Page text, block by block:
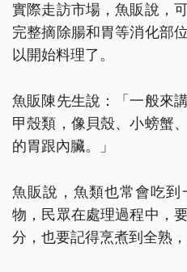
實際走訪市場，魚販說，
完整摘除腸和胃等消化部
以開始料理了。
魚販陳先生說：「一般來
甲殼類，像貝殼、小螃蟹
的胃跟內臟。」
魚販說，魚類也常會吃
物，民眾在處理過程中，
分，也要記得烹煮到全熟，